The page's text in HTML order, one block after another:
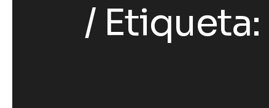
Etiqueta: